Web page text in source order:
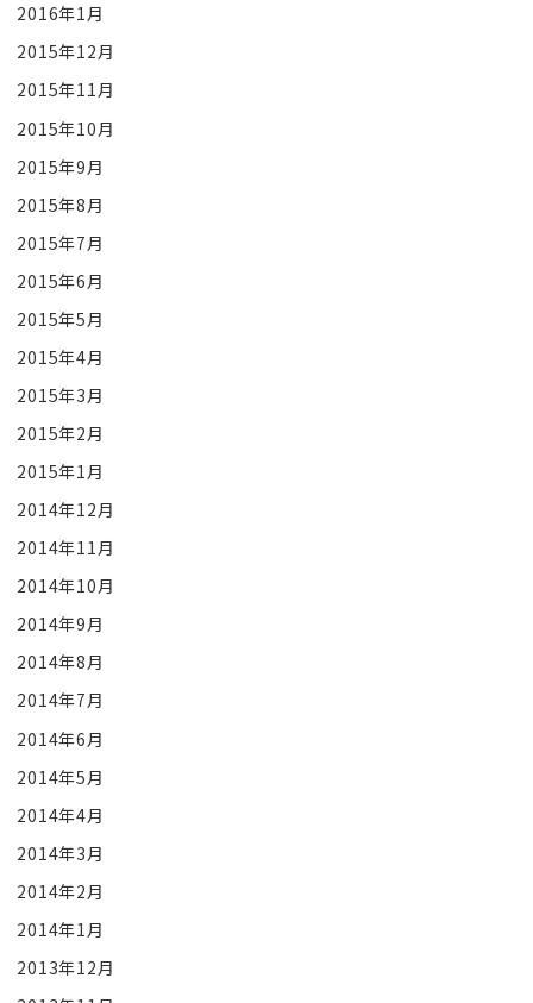
2016年1月
2015年12月
2015年11月
2015年10月
2015年9月
2015年8月
2015年7月
2015年6月
2015年5月
2015年4月
2015年3月
2015年2月
2015年1月
2014年12月
2014年11月
2014年10月
2014年9月
2014年8月
2014年7月
2014年6月
2014年5月
2014年4月
2014年3月
2014年2月
2014年1月
2013年12月